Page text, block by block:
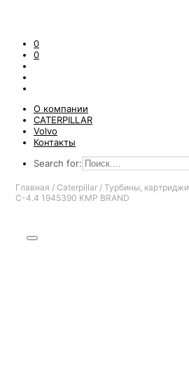
0
0
О компании
CATERPILLAR
Volvo
Контакты
Search for:
Главная / Caterpillar / Турбины, картриджи
C-4.4 1945390 KMP BRAND